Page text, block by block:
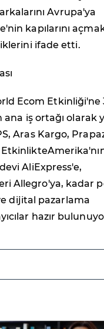
Avrupa'ya
kapılarını
ifade etti.
Ecom Etkinliği'ne
ana iş ortağı olarak
Aras Kargo,
AliExpress'e,
Allegro'ya, kadar
dijital pazarlama
hazır